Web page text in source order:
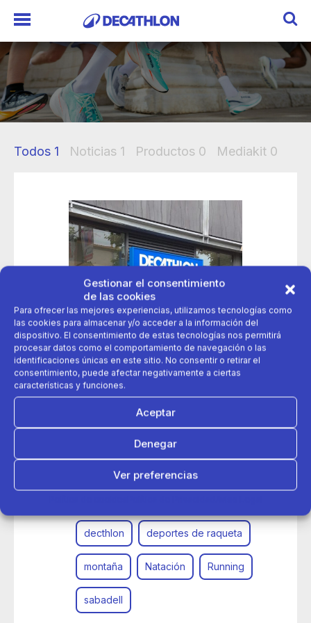
Gestionar el consentimiento
de las cookies
Para ofrecer las mejores experiencias, utilizamos tecnologías como
las cookies para almacenar y/o acceder a la información del
dispositivo. El consentimiento de estas tecnologías nos permitirá
procesar datos como el comportamiento de navegación o las
identificaciones únicas en este sitio. No consentir o retirar el
consentimiento, puede afectar negativamente a ciertas
características y funciones.
Aceptar
Denegar
Ver preferencias
Todos 1 Noticias 1 Productos 0 Mediakit 0
09 de junio 2017
Decathlon city lleva el deporte al centro de Sabadell
decthlon deportes de raqueta
montaña Natación Running
sabadell